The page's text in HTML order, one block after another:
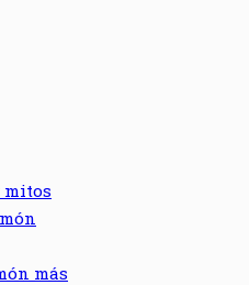
mitos
más